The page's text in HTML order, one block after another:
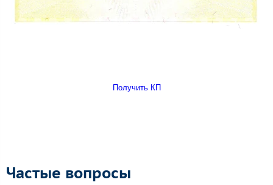
Получить КП
Частые вопросы